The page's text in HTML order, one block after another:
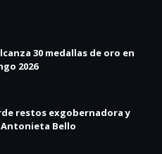
30 medallas de oro en
2026
restos exgobernadora y
Bello